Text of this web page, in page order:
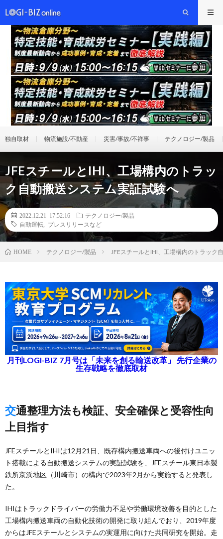
独自取材 物流施設/不動産 災害/事故/不祥事 テクノロジー/製品
JFEスチールとIHI、工場構内のトラッ
ク自動搬送システム実証試験へ
2022.12.21 17:52:16
テクノロジー/製品
自動運転
プレスリリースなど
HOME テクノロジー/製品 JFEスチールとIHI、工場構内のトラック
月刊LOGI-BIZ 7月号は「未来を創る輸送改革」 先行企業の
生存戦略を徹底取材
交通整理方法も検証、安全確保と受容性向
上目指す
JFEスチールとIHIは12月21日、既存構内搬送車両への後付けユニッ
ト搭載による自動搬送システムの実証試験を、JFEスチール東日本製
鉄所京浜地区（川崎市）の構内で2023年2月から実施すると発表し
た。
IHIはトラックドライバーの労働力不足や労働環境改善を目的とした
工場構内搬送車両の自動化技術の開発に取り組んでおり、2019年度
からはJFEスチールとシステムの実運用に向けた共同研究を開始。走